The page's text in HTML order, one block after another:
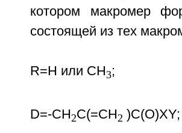
котором макромер
состоящей из тех
R=Н или СН3;
D=-CH2C(=CH2 )C(O)XY;